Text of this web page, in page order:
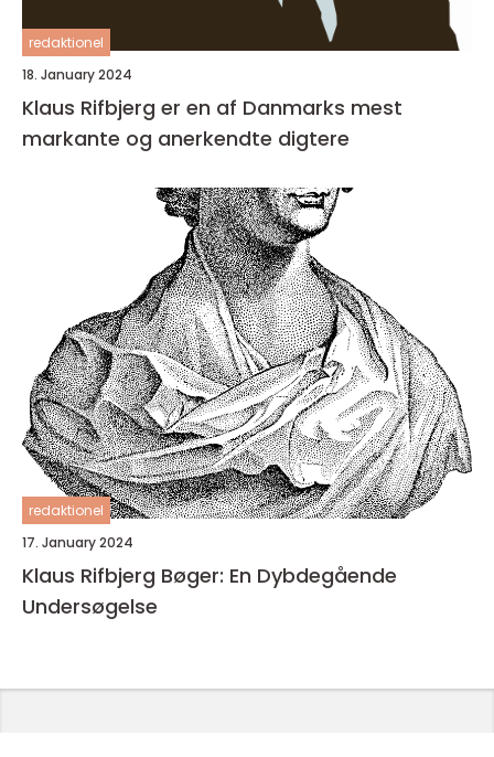
redaktionel
18. January 2024
Klaus Rifbjerg er en af Danmarks mest
markante og anerkendte digtere
redaktionel
17. January 2024
Klaus Rifbjerg Bøger: En Dybdegående
Undersøgelse